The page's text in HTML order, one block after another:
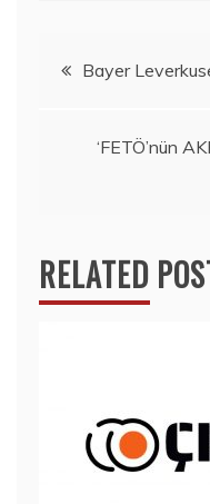
YazıBayer
‘FETÖ’nün
RELATED